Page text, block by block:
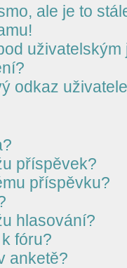
ale je to
uživatelským
odkaz
příspěvek?
příspěvku?
hlasování?
fóru?
anketě?